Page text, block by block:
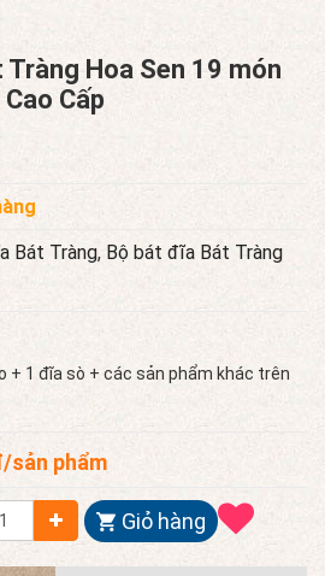
Hoa Sen 19 món
Cao Cấp
Bát Tràng, Bộ bát đĩa Bát Tràng
+ 1 đĩa sò + các sản phẩm khác trên
sản phẩm
Giỏ hàng